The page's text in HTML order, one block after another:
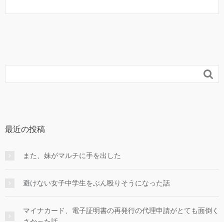

最近の投稿
また、妹がマルチに手を出した
避けない女子中学生をぶん殴りそうになった話
マイナカード、電子証明書の再発行の代理申請がとても面倒く